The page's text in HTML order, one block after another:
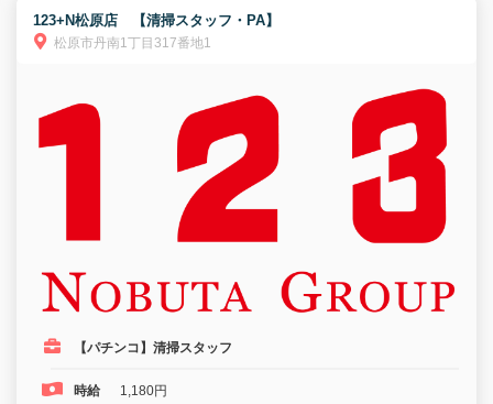
123+N松原店 【清掃スタッフ・PA】
松原市丹南1丁目317番地1
【パチンコ】清掃スタッフ
時給 1,180円